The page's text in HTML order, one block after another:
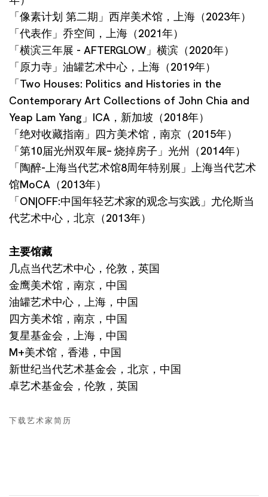
「像素计划 第二期」西岸美术馆，上海（2023年）
「代表作」乔空间，上海（2021年）
「横滨三年展 - AFTERGLOW」横滨（2020年）
「原力寺」油罐艺术中心，上海（2019年）
「Two Houses: Politics and Histories in the
Contemporary Art Collections of John Chia and
Yeap Lam Yang」ICA，新加坡（2018年）
「绝对收藏指南」四方美术馆，南京（2015年）
「第10届光州双年展– 烧掉房子」光州（2014年）
「陶醉-上海当代艺术馆8周年特别展」上海当代艺术
馆MoCA（2013年）
「ON|OFF:中国年轻艺术家的观念与实践」尤伦斯当
代艺术中心，北京（2013年）
主要馆藏
几点当代艺术中心，伦敦，英国
金鹰美术馆，南京，中国
油罐艺术中心，上海，中国
四方美术馆，南京，中国
复星基金会，上海，中国
M+美术馆，香港，中国
新世纪当代艺术基金会，北京，中国
卓艺术基金会，伦敦，英国
下载艺术家简历